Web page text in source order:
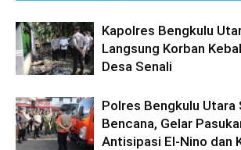
Kapolres Bengkulu
Langsung Korban
Desa Senali
Polres Bengkulu Utara
Bencana, Gelar
Antisipasi El-Nino dan